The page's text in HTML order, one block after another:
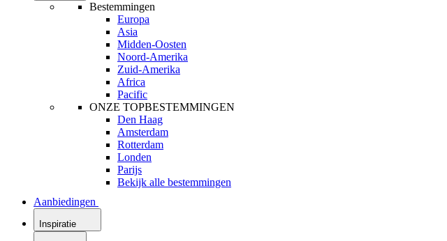
Bestemmingen
Europa
Asia
Midden-Oosten
Noord-Amerika
Zuid-Amerika
Africa
Pacific
ONZE TOPBESTEMMINGEN
Den Haag
Amsterdam
Rotterdam
Londen
Parijs
Bekijk alle bestemmingen
Aanbiedingen
Inspiratie